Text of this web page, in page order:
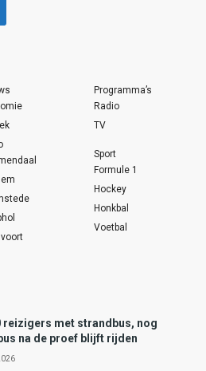
Programma’s
Radio
TV
Sport
Formule 1
Hockey
Honkbal
Voetbal
reizigers met strandbus, nog
na de proef blijft rijden